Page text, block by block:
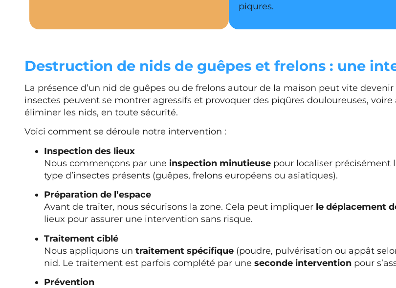
piqures.
Destruction de nids de guêpes et frelons : une
La présence d’un nid de guêpes ou de frelons autour de la maison peut vite
insectes peuvent se montrer agressifs et provoquer des piqûres douloureuses,
éliminer les nids, en toute sécurité.
Voici comment se déroule notre intervention :
Inspection des lieux
Nous commençons par une inspection minutieuse pour localiser précisément
type d’insectes présents (guêpes, frelons européens ou asiatiques).
Préparation de l’espace
Avant de traiter, nous sécurisons la zone. Cela peut impliquer le déplacement
lieux pour assurer une intervention sans risque.
Traitement ciblé
Nous appliquons un traitement spécifique (poudre, pulvérisation ou appât
nid. Le traitement est parfois complété par une seconde intervention pour
Prévention